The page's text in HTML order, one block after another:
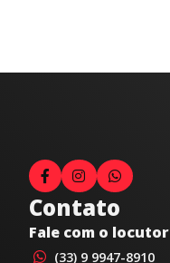
Contato
Fale com o locutor
(33) 9 9947-8910